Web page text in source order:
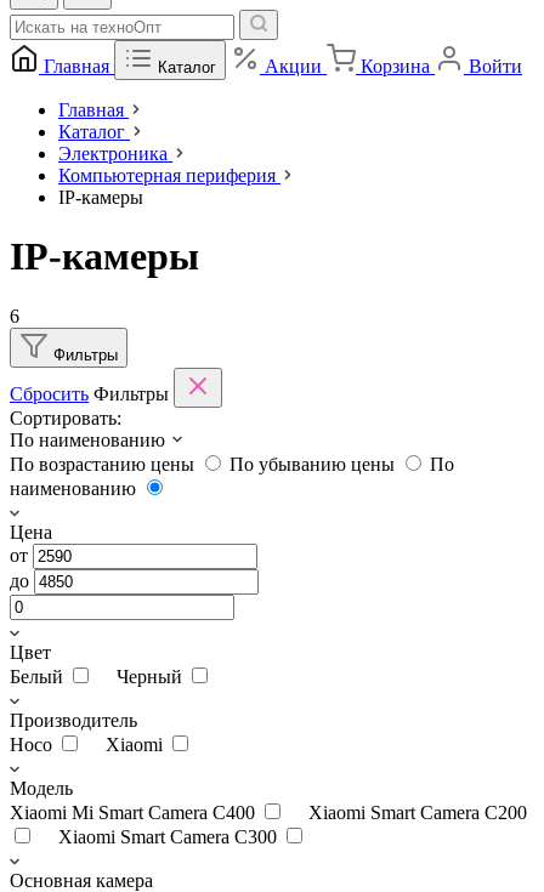
Главная Каталог Акции Корзина Войти
Главная
Каталог
Электроника
Компьютерная периферия
IP-камеры
IP-камеры
6
Фильтры
Сбросить Фильтры
Сортировать:
По наименованию
По возрастанию цены
По убыванию цены
По
наименованию
Цена
от
до
Цвет
Белый
Черный
Производитель
Hoco
Xiaomi
Модель
Xiaomi Mi Smart Camera C400
Xiaomi Smart Camera C200
Xiaomi Smart Camera C300
Основная камера